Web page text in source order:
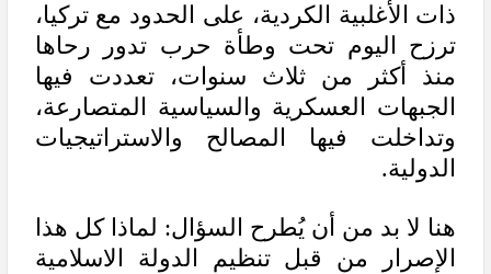
ذات الأغلبية الكردية، على الحدود مع تركيا،
ترزح اليوم تحت وطأة حرب تدور رحاها
منذ أكثر من ثلاث سنوات، تعددت فيها
الجبهات العسكرية والسياسية المتصارعة،
وتداخلت فيها المصالح والاستراتيجيات
الدولية.
هنا لا بد من أن يُطرح السؤال: لماذا كل هذا
الإصرار من قبل تنظيم الدولة الاسلامية